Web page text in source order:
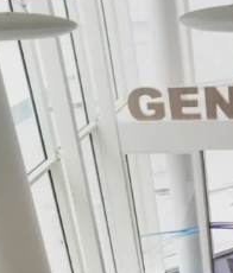
datos en tiempo